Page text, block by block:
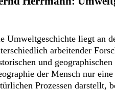
Umweltgeschichte liegt an
arbeitender
und
der Mensch nur
Prozessen darstellt,